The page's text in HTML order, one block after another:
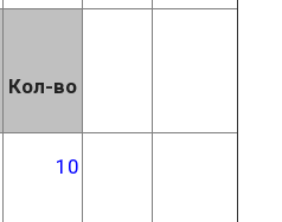
Кол-во
10